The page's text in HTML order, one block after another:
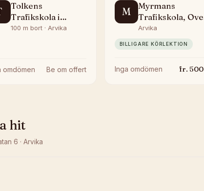
Tolkens
Trafikskola i
Arvika AB
100 m bort · Arvika
omdömen Be om offert
M
Myrmans
Trafikskola, Ove
Myrman
Arvika
BILLIGARE KÖRLEKTION
Inga omdömen fr. 500
hit
6 · Arvika